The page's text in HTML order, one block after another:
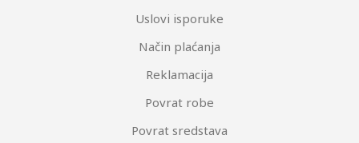
Uslovi isporuke
Način plaćanja
Reklamacija
Povrat robe
Povrat sredstava